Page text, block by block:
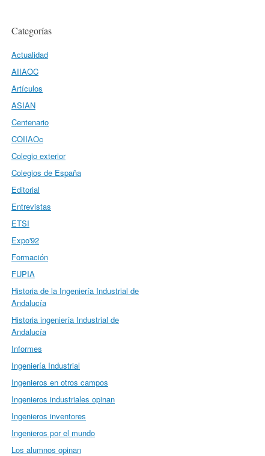
Categorías
Actualidad
AIIAOC
Artículos
ASIAN
Centenario
COIIAOc
Colegio exterior
Colegios de España
Editorial
Entrevistas
ETSI
Expo'92
Formación
FUPIA
Historia de la Ingeniería Industrial de
Andalucía
Historia ingeniería Industrial de
Andalucía
Informes
Ingeniería Industrial
Ingenieros en otros campos
Ingenieros industriales opinan
Ingenieros inventores
Ingenieros por el mundo
Los alumnos opinan